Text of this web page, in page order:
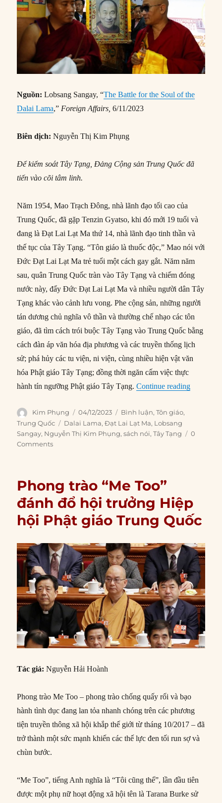
Nguồn: Lobsang Sangay, “The Battle for the Soul of the
Dalai Lama,”Foreign Affairs, 6/11/2023
Biên dịch:Nguyễn Thị Kim Phụng
Để kiểm soát Tây Tạng, Đảng Cộng sản Trung Quốc đã
tiến vào cõi tâm linh.
Năm 1954, Mao Trạch Đông, nhà lãnh đạo tối cao của
Trung Quốc, đã gặp Tenzin Gyatso, khi đó mới 19 tuổi và
đang là Đạt Lai Lạt Ma thứ 14, nhà lãnh đạo tinh thần và
thế tục của Tây Tạng. “Tôn giáo là thuốc độc,” Mao nói với
Đức Đạt Lai Lạt Ma trẻ tuổi một cách gay gắt. Năm năm
sau, quân Trung Quốc tràn vào Tây Tạng và chiếm đóng
nước này, đẩy Đức Đạt Lai Lạt Ma và nhiều người dân Tây
Tạng khác vào cảnh lưu vong. Phe cộng sản, những người
tán dương chủ nghĩa vô thần và thường chế nhạo các tôn
giáo, đã tìm cách trói buộc Tây Tạng vào Trung Quốc bằng
cách đàn áp văn hóa địa phương và các truyền thống lịch
sử; phá hủy các tu viện, ni viện, cùng nhiều hiện vật văn
hóa Phật giáo Tây Tạng; đồng thời ngăn cấm việc thực
hành tín ngưỡng Phật giáo Tây Tạng.Continue reading“Cuộc
Author
Kim Phụng
Posted
on
04/12/2023 Categories
Bình luận,Tôn giáo,
Trung Quốc
Tags
Dalai Lama,Đạt Lai Lạt Ma, Lobsang
Sangay, Nguyễn Thị Kim Phụng,sách nói,Tây Tạng
0
Comments
Phong trào “Me Too”
đánh đổ hội trưởng Hiệp
hội Phật giáo Trung Quốc
Tác giả: Nguyễn Hải Hoành
Phong trào Me Too – phong trào chống quấy rối và bạo
hành tình dục đang lan tỏa nhanh chóng trên các phương
tiện truyền thông xã hội khắp thế giới từ tháng 10/2017 – đã
trở thành một sức mạnh khiến các thế lực đen tối run sợ và
chùn bước.
“Me Too”, tiếng Anh nghĩa là “Tôi cũng thế”, lần đầu tiên
được một phụ nữ hoạt động xã hội tên là Tarana Burke sử